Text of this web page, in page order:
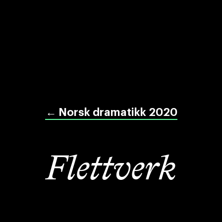
← Norsk dramatikk 2020
Flettverk